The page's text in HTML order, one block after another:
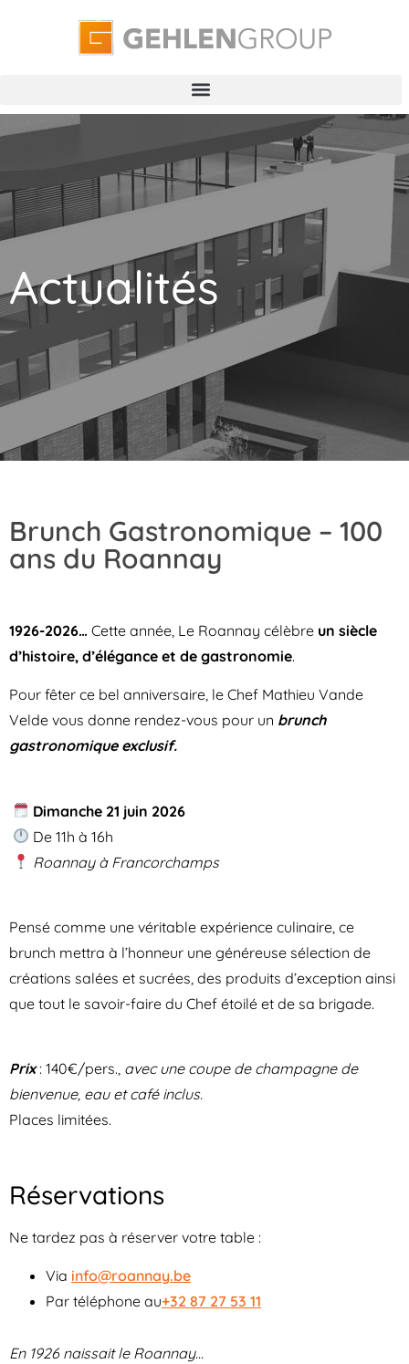
Actualités
Brunch Gastronomique – 100
ans du Roannay
1926-2026… Cette année, Le Roannay célèbre un siècle
d’histoire, d’élégance et de gastronomie.
Pour fêter ce bel anniversaire, le Chef Mathieu Vande
Velde vous donne rendez-vous pour un brunch
gastronomique exclusif.
Dimanche 21 juin 2026
De 11h à 16h
Roannay à Francorchamps
Pensé comme une véritable expérience culinaire, ce
brunch mettra à l’honneur une généreuse sélection de
créations salées et sucrées, des produits d’exception ainsi
que tout le savoir-faire du Chef étoilé et de sa brigade.
Prix : 140€/pers., avec une coupe de champagne de
bienvenue, eau et café inclus.
Places limitées.
Réservations
Ne tardez pas à réserver votre table :
Via info@roannay.be
Par téléphone au+32 87 27 53 11
En 1926 naissait le Roannay…